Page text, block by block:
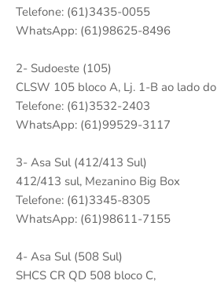
Telefone: (61)3435-0055
WhatsApp: (61)98625-8496
2- Sudoeste (105)
CLSW 105 bloco A, Lj. 1-B ao lado
Telefone: (61)3532-2403
WhatsApp: (61)99529-3117
3- Asa Sul (412/413 Sul)
412/413 sul, Mezanino Big Box
Telefone: (61)3345-8305
WhatsApp: (61)98611-7155
4- Asa Sul (508 Sul)
SHCS CR QD 508 bloco C,